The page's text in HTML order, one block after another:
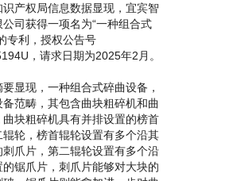
权局信息数据显现，宜宾智
司获得一项名为“一种组合式
专利，授权公告号
，请求日期为2025年2月。
现，一种组合式碎曲设备，
范畴，其包含曲块粗碎机和曲
曲块粗碎机具有并排设置的榜首
辊轮，榜首辊轮设置有多个沿其
刺爪片，第二辊轮设置有多个沿
锯爪片，刺爪片能够对大块的